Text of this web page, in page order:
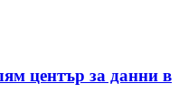
център за данни в